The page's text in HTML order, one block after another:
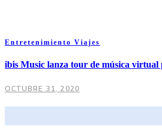
Entretenimiento Viajes
ibis Music lanza tour de música
OCTUBRE 31, 2020